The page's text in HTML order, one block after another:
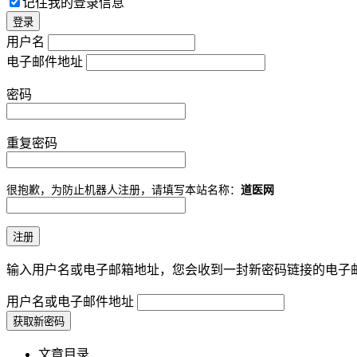
记住我的登录信息
用户名
电子邮件地址
密码
重复密码
很抱歉，为防止机器人注册，请填写本站名称： 道医网
输入用户名或电子邮箱地址，您会收到一封新密码链接的电子
用户名或电子邮件地址